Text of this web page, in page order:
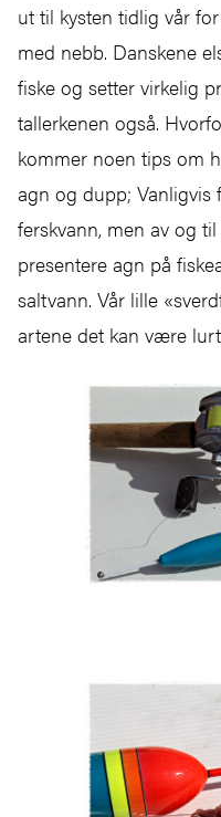
ut til kysten tidlig vår
med nebb. Danskene
fiske og setter virkelig
tallerkenen også.
kommer noen tips om
agn og dupp; Vanligvis
ferskvann, men av og
presentere agn på
saltvann. Vår lille
artene det kan være